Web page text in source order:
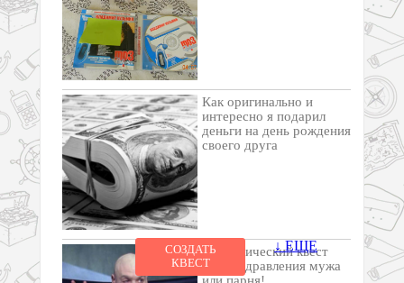
Как оригинально и
интересно я подарил
деньги на день рождения
своего друга
Романтический квест
для поздравления мужа
СОЗДАТЬ
КВЕСТ
↓ ЕЩЕ